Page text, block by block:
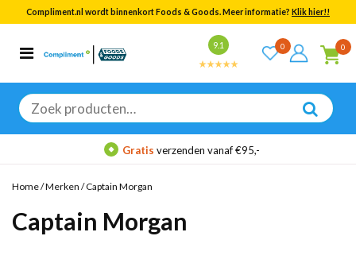
Compliment.nl wordt binnenkort Foods & Goods. Meer informatie? Klik hier!!
9.1 0 0
Zoeken
naar:
Categorieën
Bekijk alle resultaten
Gratis verzenden vanaf €95,-
Home/Merken /Captain Morgan
Captain Morgan